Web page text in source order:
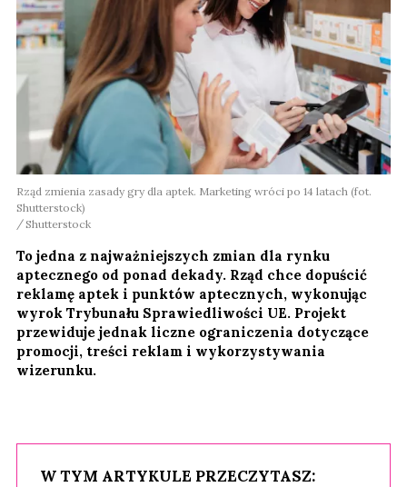
Rząd zmienia zasady gry dla aptek. Marketing wróci po 14 latach (fot.
Shutterstock)
Shutterstock
To jedna z najważniejszych zmian dla rynku
aptecznego od ponad dekady. Rząd chce dopuścić
reklamę aptek i punktów aptecznych, wykonując
wyrok Trybunału Sprawiedliwości UE. Projekt
przewiduje jednak liczne ograniczenia dotyczące
promocji, treści reklam i wykorzystywania
wizerunku.
W TYM ARTYKULE PRZECZYTASZ: